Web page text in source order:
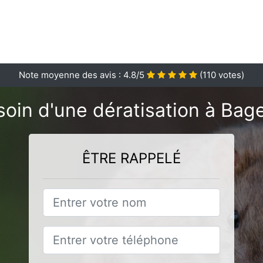
Note moyenne des avis : 4.8/5 (110 votes)
d'une dératisation à
ÊTRE RAPPELÉ